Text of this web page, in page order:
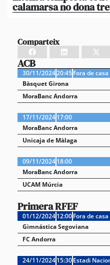
calamarsa no dona
Comparteix
ACB
30/11/202420:45Fora de casa
Bàsquet Girona
MoraBanc Andorra
17/11/202417:00
MoraBanc Andorra
Unicaja de Màlaga
09/11/202418:00
MoraBanc Andorra
UCAM Múrcia
Primera RFEF
01/12/202412:00Fora de casa
Gimnástica Segoviana
FC Andorra
24/11/202415:30Estadi